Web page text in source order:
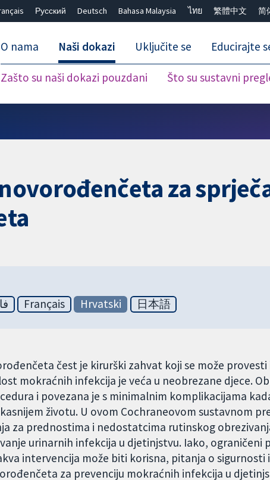
Русский Deutsch Bahasa Malaysia ไทย 繁體中文 简
O nama Naši dokazi
Zašto su naši dokazi pouzdani Što su sustavni
Uključite se Educirajte
za
Français Hrvatski 日本語
čest je kirurški zahvat koji se može provesti
mokraćnih infekcija je veća u neobrezane djece.
i povezana je s minimalnim komplikacijama
životu. U ovom Cochraneovom sustavnom
za prednostima i nedostatcima rutinskog
urinarnih infekcija u djetinjstvu. Iako, ograničeni
intervencija može biti korisna, pitanja o
za prevenciju mokraćnih infekcija u